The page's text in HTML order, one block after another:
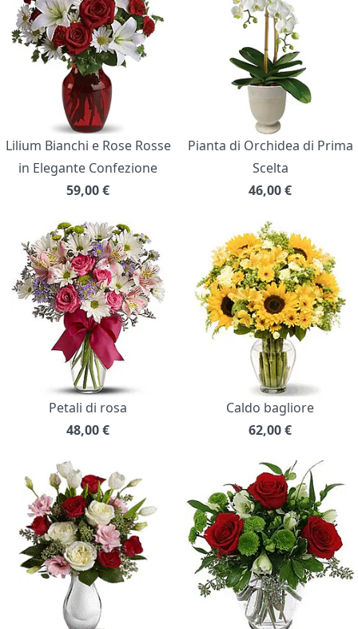
Lilium Bianchi e Rose Rosse
in Elegante Confezione
59,00€
Pianta di Orchidea di Prima
Scelta
46,00€
Petali di rosa
48,00€
Caldo bagliore
62,00€